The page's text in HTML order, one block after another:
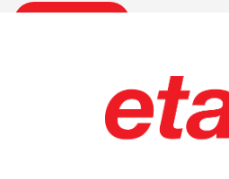
Contactez-nous. |
Politique de